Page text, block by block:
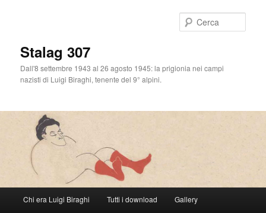
Stalag 307
Dall'8 settembre 1943 al 26 agosto 1945: la prigionia nei campi
nazisti di Luigi Biraghi, tenente del 9° alpini.
principale
Vai
Chi era Luigi Biraghi Tutti i download Gallery